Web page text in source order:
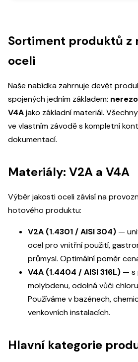
Sortiment produktů z
oceli
Naše nabídka zahrnuje devět
spojených jedním základem:
V4Ajako základní materiál.
ve vlastním závodě s kompletní
dokumentací.
Materiály: V2A a V4A
Výběr jakosti oceli závisí na
hotového produktu:
V2A (1.4301 / AISI 304) —
ocel pro vnitřní použití,
průmysl. Optimální poměr
V4A (1.4404 / AISI 316L) — s
molybdenu, odolná vůči
Používáme v bazénech,
venkovních instalacích.
Hlavní kategorie